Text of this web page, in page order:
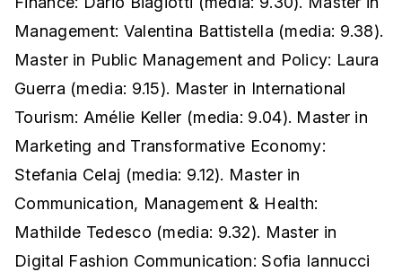
Management: Valentina Battistella (media: 9.38).
Master in Public Management and Policy: Laura
Guerra (media: 9.15). Master in International
Tourism: Amélie Keller (media: 9.04). Master in
Marketing and Transformative Economy:
Stefania Celaj (media: 9.12). Master in
Communication, Management & Health:
Mathilde Tedesco (media: 9.32). Master in
Digital Fashion Communication: Sofia Iannucci